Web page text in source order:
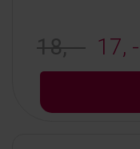
18, - 17,